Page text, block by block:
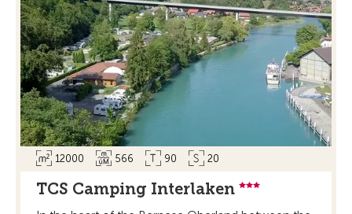
12000 566 90 20
TCS Camping Interlaken